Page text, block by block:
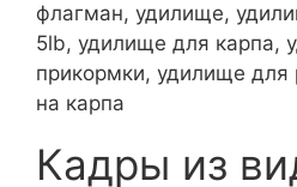
флагман, удилище,
5lb, удилище для карпа,
прикормки, удилище
на карпа
Кадры из